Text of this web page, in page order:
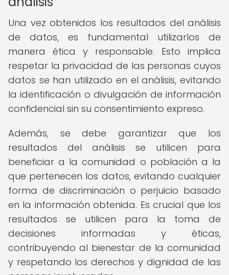
Una vez obtenidos los resultados del análisis
de datos, es fundamental utilizarlos de
manera ética y responsable. Esto implica
respetar la privacidad de las personas cuyos
datos se han utilizado en el análisis, evitando
la identificación o divulgación de información
confidencial sin su consentimiento expreso.
Además, se debe garantizar que los
resultados del análisis se utilicen para
beneficiar a la comunidad o población a la
que pertenecen los datos, evitando cualquier
forma de discriminación o perjuicio basado
en la información obtenida. Es crucial que los
resultados se utilicen para la toma de
decisiones informadas y éticas,
contribuyendo al bienestar de la comunidad
y respetando los derechos y dignidad de las